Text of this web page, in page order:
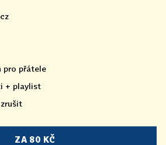
pro přátele
+ playlist
ZA 80 KČ